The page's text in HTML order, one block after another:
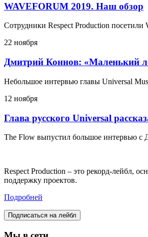
WAVEFORUM 2019. Наш обзор
Сотрудники Respect Production
22 ноября
Дмитрий Коннов: «Маленький
Небольшое интервью главы Universal
12 ноября
Глава русского Universal
The Flow выпустил большое интервью
Respect Production – это рекорд-лейбл,
поддержку проектов.
Подробней
Подписаться на лейбл